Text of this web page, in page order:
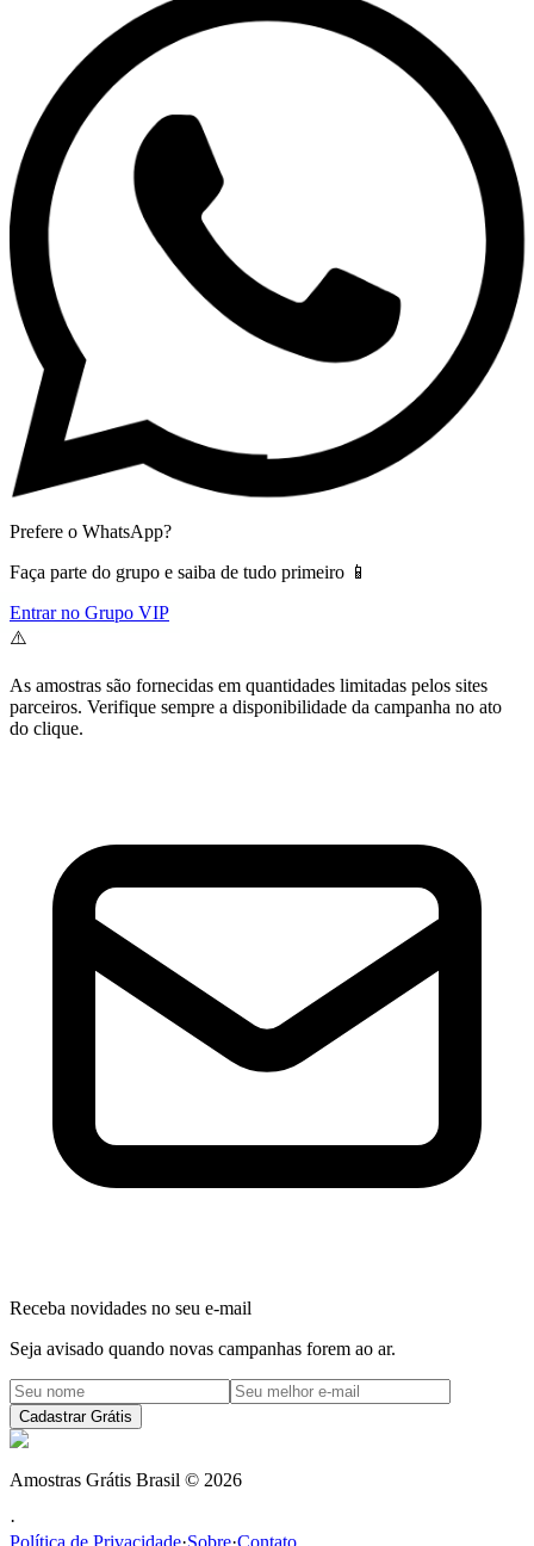
Prefere o WhatsApp?
Faça parte do grupo e saiba de tudo primeiro 📱
Entrar no Grupo VIP
⚠️
As amostras são fornecidas em quantidades limitadas pelos sites
parceiros. Verifique sempre a disponibilidade da campanha no ato
do clique.
Receba novidades no seu e-mail
Seja avisado quando novas campanhas forem ao ar.
Cadastrar Grátis
Amostras Grátis Brasil © 2026
·